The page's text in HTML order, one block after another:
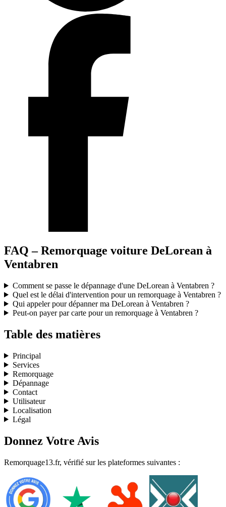
FAQ – Remorquage voiture DeLorean à
Ventabren
Comment se passe le dépannage d'une DeLorean à Ventabren ?
Quel est le délai d'intervention pour un remorquage à Ventabren ?
Qui appeler pour dépanner ma DeLorean à Ventabren ?
Peut-on payer par carte pour un remorquage à Ventabren ?
Table des matières
Principal
Services
Remorquage
Dépannage
Contact
Utilisateur
Localisation
Légal
Donnez Votre Avis
Remorquage13.fr, vérifié sur les plateformes suivantes :